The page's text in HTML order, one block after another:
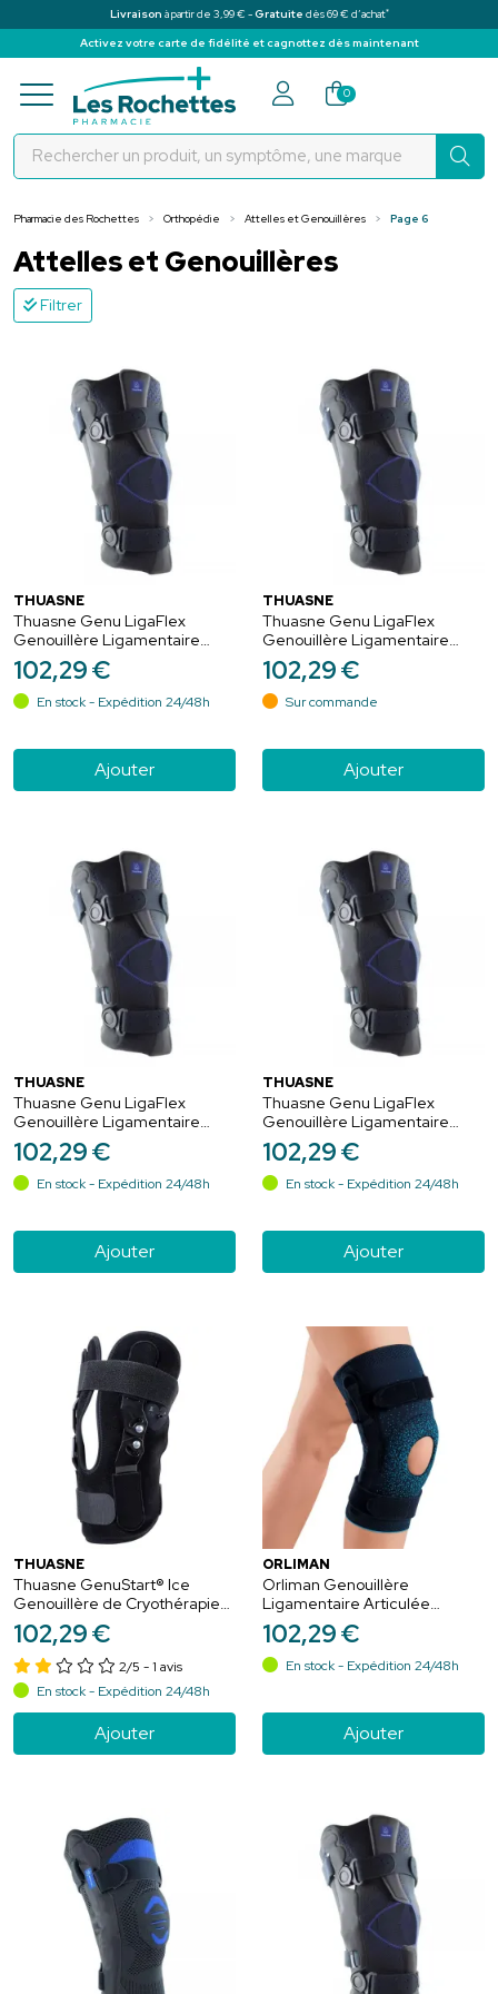
Livraison à partir de 3,99 € -Gratuite dès 69 € d’achat*
Activez votre carte de fidélité et cagnottez dès maintenant
Pharmacie des Rochettes Votre
0
Pharmacie des Rochettes Orthopédie Attelles et Genouillères Page 6
Attelles et Genouillères
Filtrer
THUASNE
Thuasne Genu LigaFlex
Genouillère Ligamentaire
Ouvert Gris - Court 30cm -
Taille 4
102,29€
En stock - Expédition 24/48h
Ajouter
THUASNE
Thuasne Genu LigaFlex
Genouillère Ligamentaire
Ouvert Gris - Court 30cm -
Taille 4+
102,29€
Sur commande
Ajouter
THUASNE
Thuasne Genu LigaFlex
Genouillère Ligamentaire
Ouvert Gris - Court 30cm -
Taille 5
102,29€
En stock - Expédition 24/48h
Ajouter
THUASNE
Thuasne Genu LigaFlex
Genouillère Ligamentaire
Ouvert Gris - Court 30cm -
Taille 6
102,29€
En stock - Expédition 24/48h
Ajouter
THUASNE
Thuasne GenuStart® Ice
Genouillère de Cryothérapie
Noir - Taille Unique
102,29€
2/5 - 1 avis
En stock - Expédition 24/48h
Ajouter
ORLIMAN
Orliman Genouillère
Ligamentaire Articulée
Rotulienne Bleu - Taille 3
102,29€
En stock - Expédition 24/48h
Ajouter